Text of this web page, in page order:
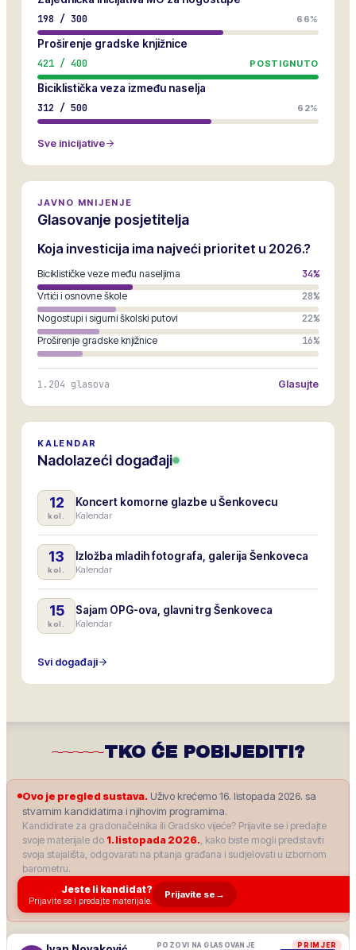
198 / 300 66%
Proširenje gradske knjižnice
421 / 400 POSTIGNUTO
Biciklistička veza između naselja
312 / 500 62%
Sve inicijative
JAVNO MNIJENJE
Glasovanje posjetitelja
Koja investicija ima najveći prioritet u 2026.?
Biciklističke veze među naseljima 34%
Vrtići i osnovne škole 28%
Nogostupi i sigurni školski putovi 22%
Proširenje gradske knjižnice 16%
1.204 glasova Glasujte
KALENDAR
Nadolazeći događaji
12
kol.
Koncert komorne glazbe u Šenkovecu
Kalendar
13
kol.
Izložba mladih fotografa, galerija Šenkoveca
Kalendar
15
kol.
Sajam OPG-ova, glavni trg Šenkoveca
Kalendar
Svi događaji
TKO ĆE POBIJEDITI?
Ovo je pregled sustava. Uživo krećemo 16. listopada 2026. sa
stvarnim kandidatima i njihovim programima.
Kandidirate za gradonačelnika ili Gradsko vijeće? Prijavite se i predajte
svoje materijale do 1. listopada 2026., kako biste mogli predstaviti
svoja stajališta, odgovarati na pitanja građana i sudjelovati u izbornom
barometru.
Jeste li kandidat?
Prijavite se i predajte materijale.
Prijavite se →
PRIMJER
POZOVI NA GLASOVANJE